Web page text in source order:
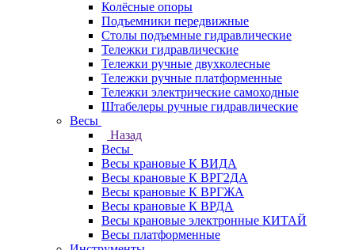
Колёсные опоры
Подъемники передвижные
Столы подъемные гидравлические
Тележки гидравлические
Тележки ручные двухколесные
Тележки ручные платформенные
Тележки электрические самоходные
Штабелеры ручные гидравлические
Весы
Назад
Весы
Весы крановые К ВИДА
Весы крановые К ВРГ2ДА
Весы крановые К ВРГЖА
Весы крановые К ВРДА
Весы крановые электронные КИТАЙ
Весы платформенные